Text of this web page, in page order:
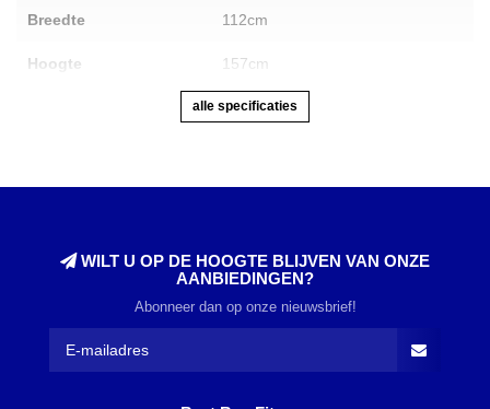
Breedte 112cm
Hoogte 157cm
alle specificaties
WILT U OP DE HOOGTE BLIJVEN VAN ONZE
AANBIEDINGEN?
Abonneer dan op onze nieuwsbrief!